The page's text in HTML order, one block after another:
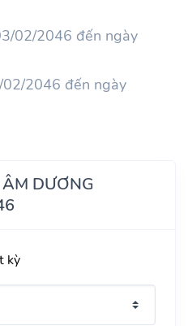
02/2046 đến ngày
2046 đến ngày
DƯƠNG
kỳ